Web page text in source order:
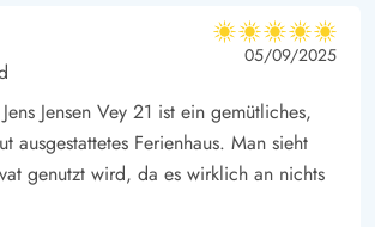
5 von 5
5 von 5
5 out of 5
05/09/2025
Jensen Vey 21 ist ein gemütliches,
ausgestattetes Ferienhaus. Man sieht
genutzt wird, da es wirklich an nichts